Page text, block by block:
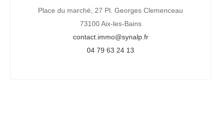
Place du marché, 27 Pl. Georges Clemenceau
73100 Aix-les-Bains
contact.immo@synalp.fr
04 79 63 24 13